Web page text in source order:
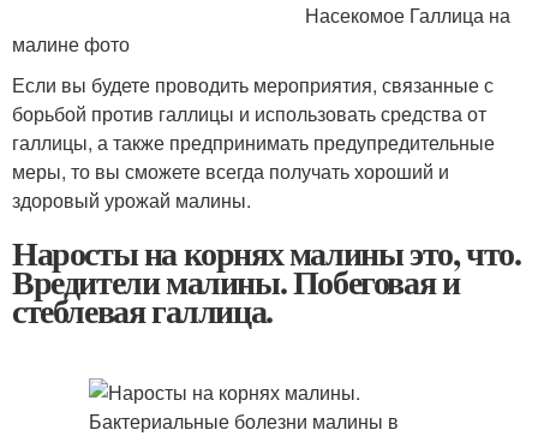
Насекомое Галлица на
малине фото
Если вы будете проводить мероприятия, связанные с
борьбой против галлицы и использовать средства от
галлицы, а также предпринимать предупредительные
меры, то вы сможете всегда получать хороший и
здоровый урожай малины.
Наросты на корнях малины это, что.
Вредители малины. Побеговая и
стеблевая галлица.